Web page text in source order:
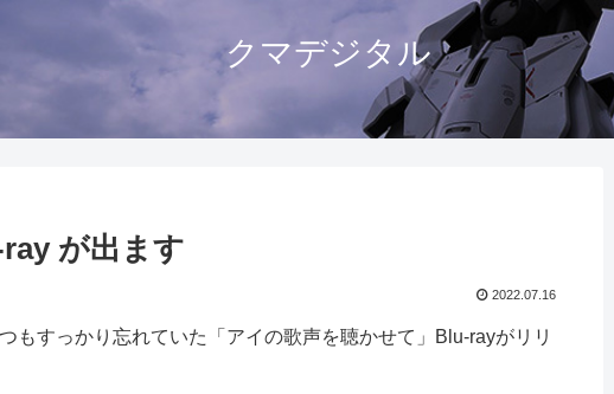
クマデジタル
が出ます
2022.07.16
もすっかり忘れていた「アイの歌声を聴かせて」Blu-rayがリリ